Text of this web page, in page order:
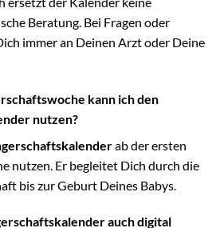
Beratung. Bei Fragen oder
immer an Deinen Arzt oder Deine
kann ich den
nutzen?
ab der ersten
nutzen. Er begleitet Dich durch die
bis zur Geburt Deines Babys.
auch digital